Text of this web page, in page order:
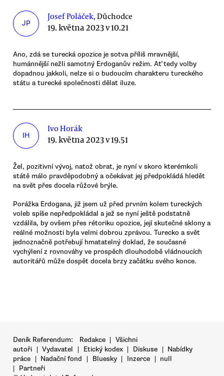
JP
Josef Poláček, Důchodce
19. května 2023 v 10.21
Ano, zdá se turecká opozice je sotva příliš mravnější,
humánnější nežli samotný Erdoganův režim. Ať tedy volby
dopadnou jakkoli, nelze si o budoucím charakteru tureckého
státu a turecké společnosti dělat iluze.
IH
Ivo Horák
19. května 2023 v 19.51
Žel, pozitivní vývoj, natož obrat, je nyní v skoro kterémkoli
státě málo pravděpodobný a očekávat jej předpokládá hledět
na svět přes docela růžové brýle.
Porážka Erdogana, již jsem už před prvním kolem tureckých
voleb spíše nepředpokládal a jež se nyní ještě podstatně
vzdálila, by ovšem přes rétoriku opozice, její skutečné sklony a
reálné možnosti byla velmi dobrou zprávou. Turecko a svět
jednoznačně potřebují hmatatelný doklad, že současné
vychýlení z rovnováhy ve prospěch dlouhodobě vládnoucích
autoritářů může dospět docela brzy začátku svého konce.
Deník Referendum: Redakce | Všichni
autoři | Vydavatel | Etický kodex | Diskuse | Nabídky
práce | Nadační fond | Bluesky | Inzerce | null
|
Partneři